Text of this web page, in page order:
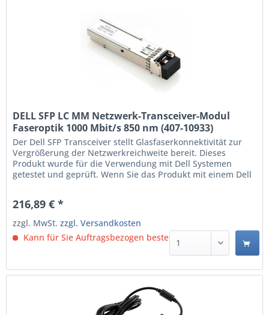
DELL SFP LC MM Netzwerk-Transceiver-Modul
Faseroptik 1000 Mbit/s 850 nm (407-10933)
Der Dell SFP Transceiver stellt Glasfaserkonnektivität zur
Vergrößerung der Netzwerkreichweite bereit. Dieses
Produkt wurde für die Verwendung mit Dell Systemen
getestet und geprüft. Wenn Sie das Produkt mit einem Dell
216,89 € *
zzgl. MwSt.zzgl. Versandkosten
Kann für Sie Auftragsbezogen bestellt werden.